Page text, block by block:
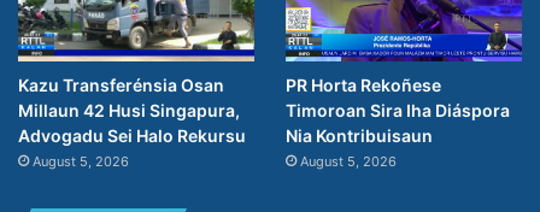
Kazu Transferénsia Osan
Millaun 42 Husi Singapura,
Advogadu Sei Halo Rekursu
August 5, 2026
PR Horta Rekoñese
Timoroan Sira Iha Diáspora
Nia Kontribuisaun
August 5, 2026